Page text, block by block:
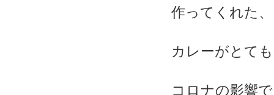
作ってくれた、
カレーがとて
コロナの影響